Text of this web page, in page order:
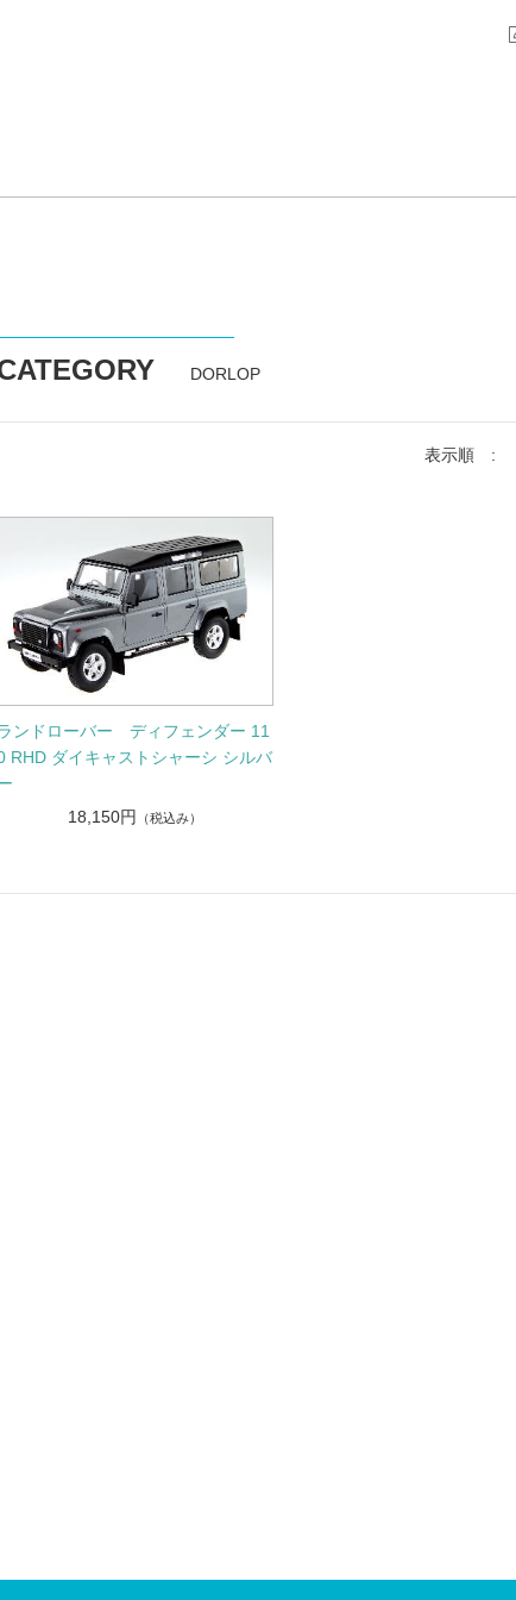
DORLOP
表示順 :
ンドローバー ディフェンダー 11
RHD ダイキャストシャーシ シルバ
18,150円 （税込み）